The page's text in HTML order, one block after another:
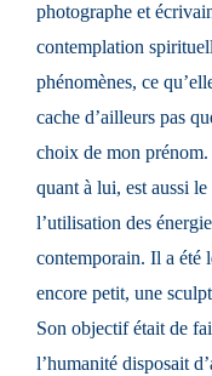
photographe et
contemplation
phénomènes, ce
cache d’ailleurs pas
choix de mon
quant à lui, est aussi
l’utilisation des
contemporain. Il a été
encore petit, une
Son objectif était de
l’humanité disposait